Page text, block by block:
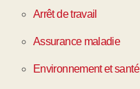
Arrêt de travail
Assurance maladie
Environnement et santé